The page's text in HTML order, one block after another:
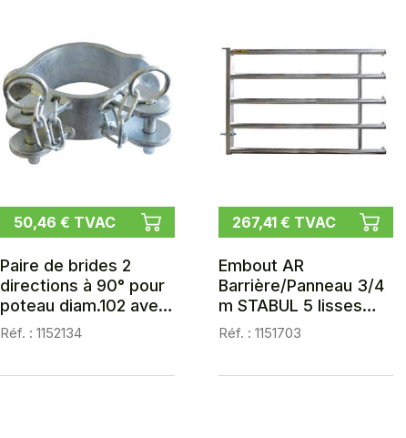
50,46 € TVAC
Paire de brides 2
directions à 90° pour
poteau diam.102 avec
visserie
Réf. : 1152134
267,41 € TVAC
Embout AR
Barrière/Panneau 3/4
m STABUL 5 lisses
diam.60,3
Réf. : 1151703